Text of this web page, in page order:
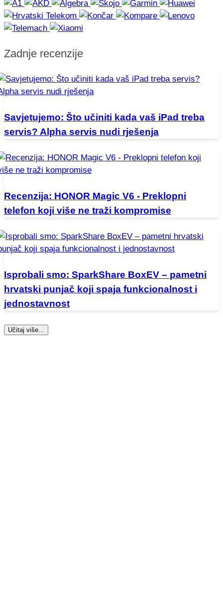
Zadnje recenzije
Savjetujemo: Što učiniti kada vaš iPad treba
servis? Alpha servis nudi rješenja
Recenzija: HONOR Magic V6 - Preklopni
telefon koji više ne traži kompromise
Isprobali smo: SparkShare BoxEV – pametni
hrvatski punjač koji spaja funkcionalnost i
jednostavnost
Učitaj više...